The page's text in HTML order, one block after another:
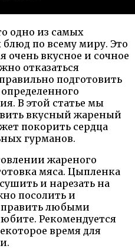
одно из самых
по всему миру. Это
очень вкусное и сочное
отказаться
подготовить
В этой статье мы
вкусный жареный
покорить сердца
гурманов.
жареного
мяса. Цыпленка
и нарезать на
посолить и
любыми
Рекомендуется
время для